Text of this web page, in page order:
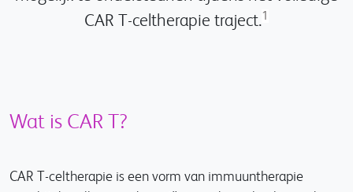
CAR T-celtherapie traject.1
Wat is CAR T?
CAR T-celtherapie is een vorm van immuuntherapie